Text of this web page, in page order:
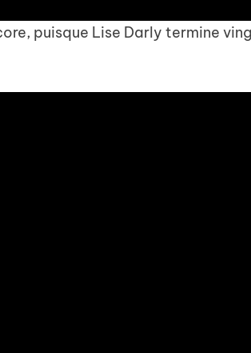
puisque Lise Darly termine